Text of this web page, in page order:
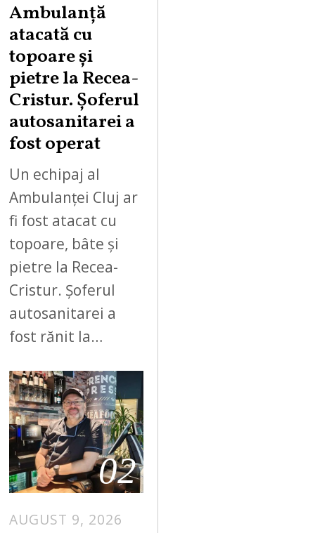
Ambulanță
atacată cu
topoare și
pietre la Recea-
Cristur. Șoferul
autosanitarei a
fost operat
Un echipaj al
Ambulanței Cluj ar
fi fost atacat cu
topoare, bâte și
pietre la Recea-
Cristur. Șoferul
autosanitarei a
fost rănit la…
02
AUGUST 9, 2026